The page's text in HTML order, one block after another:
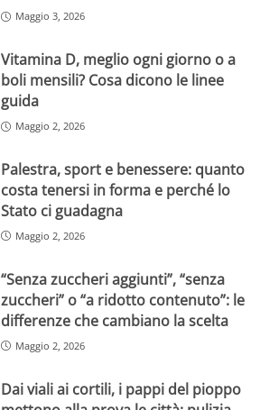
Maggio 3, 2026
Vitamina D, meglio ogni giorno o a
boli mensili? Cosa dicono le linee
guida
Maggio 2, 2026
Palestra, sport e benessere: quanto
costa tenersi in forma e perché lo
Stato ci guadagna
Maggio 2, 2026
“Senza zuccheri aggiunti”, “senza
zuccheri” o “a ridotto contenuto”: le
differenze che cambiano la scelta
Maggio 2, 2026
Dai viali ai cortili, i pappi del pioppo